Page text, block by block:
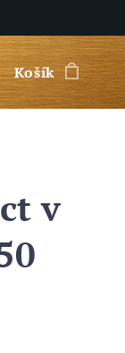
Košík
v